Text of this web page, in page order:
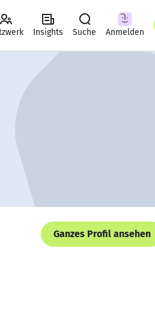
Insights Suche Anmelden
Ganzes Profil ansehen